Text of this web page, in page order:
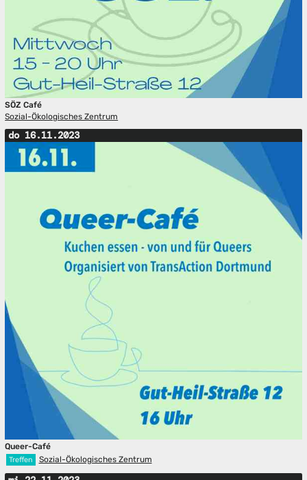
SÖZ Café
Sozial-Ökologisches Zentrum
do 16.11.2023
Queer-Café
Treffen Sozial-Ökologisches Zentrum